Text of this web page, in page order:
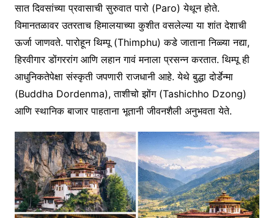
सात दिवसांच्या प्रवासाची सुरुवात पारो (Paro) येथून होते.
विमानतळावर उतरताच हिमालयाच्या कुशीत वसलेल्या या शांत देशाची
ऊर्जा जाणवते. पारोहून थिम्पू (Thimphu) कडे जाताना निळ्या नद्या,
हिरवीगार डोंगररांग आणि लहान गावं मनाला प्रसन्न करतात. थिम्पू ही
आधुनिकतेपेक्षा संस्कृती जपणारी राजधानी आहे. येथे बुद्धा दोर्डेन्मा
(Buddha Dordenma), ताशीचो झोंग (Tashichho Dzong)
आणि स्थानिक बाजार पाहताना भूतानी जीवनशैली अनुभवता येते.